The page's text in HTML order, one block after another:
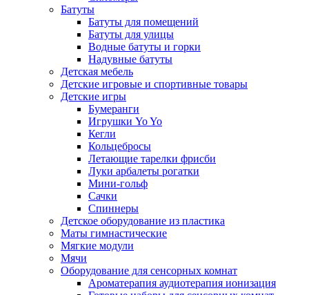
Батуты
Батуты для помещений
Батуты для улицы
Водные батуты и горки
Надувные батуты
Детская мебель
Детские игровые и спортивные товары
Детские игры
Бумеранги
Игрушки Yo Yo
Кегли
Кольцебросы
Летающие тарелки фрисби
Луки арбалеты рогатки
Мини-гольф
Сачки
Спиннеры
Детское оборудование из пластика
Маты гимнастические
Мягкие модули
Мячи
Оборудование для сенсорных комнат
Ароматерапия аудиотерапия ионизация